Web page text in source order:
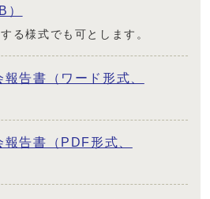
る様式でも可とします。
告書（ワード形式、
告書（PDF形式、